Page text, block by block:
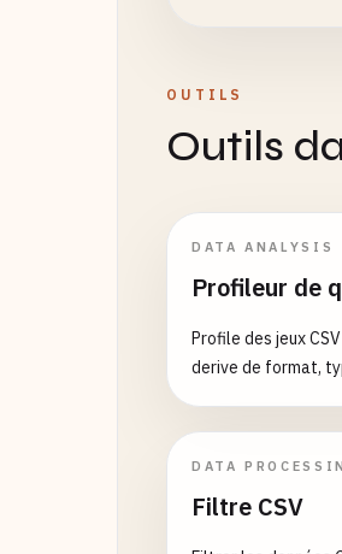
OUTILS
Outils
DATA ANALYSIS
Profileur de
Profile des jeux
derive de format,
DATA
Filtre CSV